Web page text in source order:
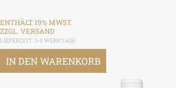
ENTHÄLT 19% MWST.
ZZGL. VERSAND
LIEFERZEIT: 3-5 WERKTAGE
IN DEN WARENKORB